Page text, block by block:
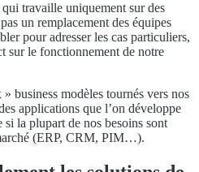
travaille uniquement sur des
un remplacement des équipes
pour adresser les cas particuliers,
sur le fonctionnement de notre
business modèles tournés vers nos
applications que l’on développe
la plupart de nos besoins sont
(ERP, CRM, PIM…).